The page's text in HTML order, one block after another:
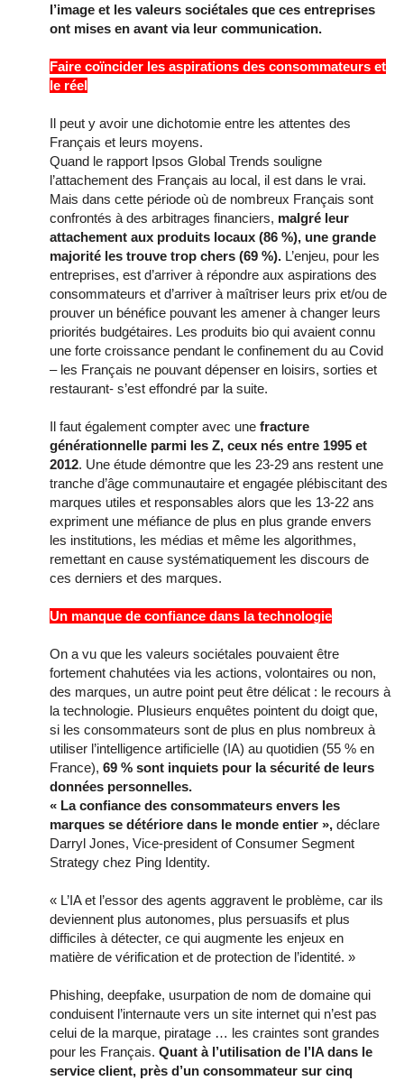
l’image et les valeurs sociétales que ces entreprises
ont mises en avant via leur communication.
Faire coïncider les aspirations des consommateurs et
le réel
Il peut y avoir une dichotomie entre les attentes des
Français et leurs moyens.
Quand le rapport Ipsos Global Trends souligne
l’attachement des Français au local, il est dans le vrai.
Mais dans cette période où de nombreux Français sont
confrontés à des arbitrages financiers, malgré leur
attachement aux produits locaux (86 %), une grande
majorité les trouve trop chers (69 %). L’enjeu, pour les
entreprises, est d’arriver à répondre aux aspirations des
consommateurs et d’arriver à maîtriser leurs prix et/ou de
prouver un bénéfice pouvant les amener à changer leurs
priorités budgétaires. Les produits bio qui avaient connu
une forte croissance pendant le confinement du au Covid
– les Français ne pouvant dépenser en loisirs, sorties et
restaurant- s’est effondré par la suite.
Il faut également compter avec une fracture
générationnelle parmi les Z, ceux nés entre 1995 et
2012. Une étude démontre que les 23-29 ans restent une
tranche d’âge communautaire et engagée plébiscitant des
marques utiles et responsables alors que les 13-22 ans
expriment une méfiance de plus en plus grande envers
les institutions, les médias et même les algorithmes,
remettant en cause systématiquement les discours de
ces derniers et des marques.
Un manque de confiance dans la technologie
On a vu que les valeurs sociétales pouvaient être
fortement chahutées via les actions, volontaires ou non,
des marques, un autre point peut être délicat : le recours à
la technologie. Plusieurs enquêtes pointent du doigt que,
si les consommateurs sont de plus en plus nombreux à
utiliser l’intelligence artificielle (IA) au quotidien (55 % en
France), 69 % sont inquiets pour la sécurité de leurs
données personnelles.
« La confiance des consommateurs envers les
marques se détériore dans le monde entier », déclare
Darryl Jones, Vice-president of Consumer Segment
Strategy chez Ping Identity.
« L’IA et l’essor des agents aggravent le problème, car ils
deviennent plus autonomes, plus persuasifs et plus
difficiles à détecter, ce qui augmente les enjeux en
matière de vérification et de protection de l’identité. »
Phishing, deepfake, usurpation de nom de domaine qui
conduisent l’internaute vers un site internet qui n’est pas
celui de la marque, piratage … les craintes sont grandes
pour les Français. Quant à l’utilisation de l’IA dans le
service client, près d’un consommateur sur cinq